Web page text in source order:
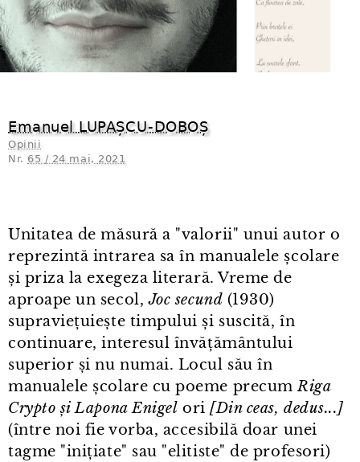
Emanuel LUPAȘCU⁠-⁠DOBOȘ
Opinii
Nr. 65 / 24 mai, 2021
Unitatea de măsură a "valorii" unui autor o
reprezintă intrarea sa în manualele școlare
și priza la exegeza literară. Vreme de
aproape un secol,Joc secund (1930)
supraviețuiește timpului și suscită, în
continuare, interesul învățământului
superior și nu numai. Locul său în
manualele școlare cu poeme precumRiga
Crypto și Lapona Enigel ori[Din ceas, dedus...]
(între noi fie vorba, accesibilă doar unei
tagme "inițiate" sau "elitiste" de profesori)